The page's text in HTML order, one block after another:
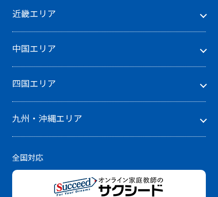
近畿エリア
中国エリア
四国エリア
九州・沖縄エリア
全国対応